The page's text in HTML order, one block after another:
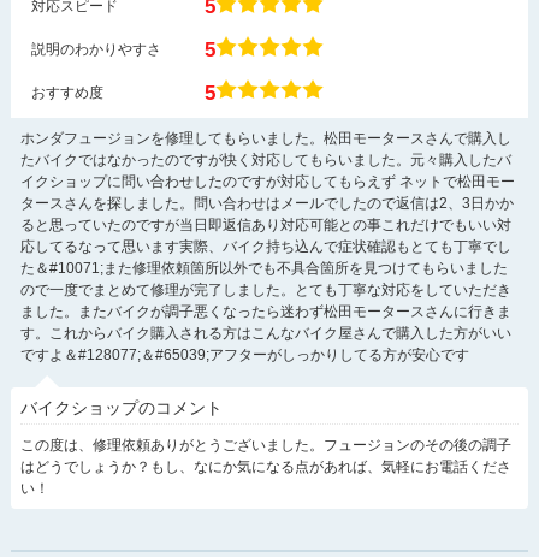
対応スピード 5
説明のわかりやすさ 5
おすすめ度 5
ホンダフュージョンを修理してもらいました。松田モータースさんで購入し
たバイクではなかったのですが快く対応してもらいました。元々購入したバ
イクショップに問い合わせしたのですが対応してもらえず ネットで松田モー
タースさんを探しました。問い合わせはメールでしたので返信は2、3日かか
ると思っていたのですが当日即返信あり対応可能との事これだけでもいい対
応してるなって思います実際、バイク持ち込んで症状確認もとても丁寧でし
た＆#10071;また修理依頼箇所以外でも不具合箇所を見つけてもらいました
ので一度でまとめて修理が完了しました。とても丁寧な対応をしていただき
ました。またバイクが調子悪くなったら迷わず松田モータースさんに行きま
す。これからバイク購入される方はこんなバイク屋さんで購入した方がいい
ですよ＆#128077;＆#65039;アフターがしっかりしてる方が安心です
バイクショップのコメント
この度は、修理依頼ありがとうございました。フュージョンのその後の調子
はどうでしょうか？もし、なにか気になる点があれば、気軽にお電話くださ
い！